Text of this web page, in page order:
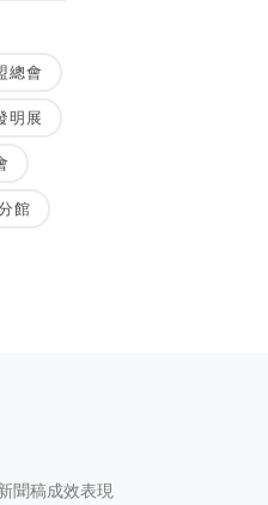
總會
明展
館
聞稿成效表現